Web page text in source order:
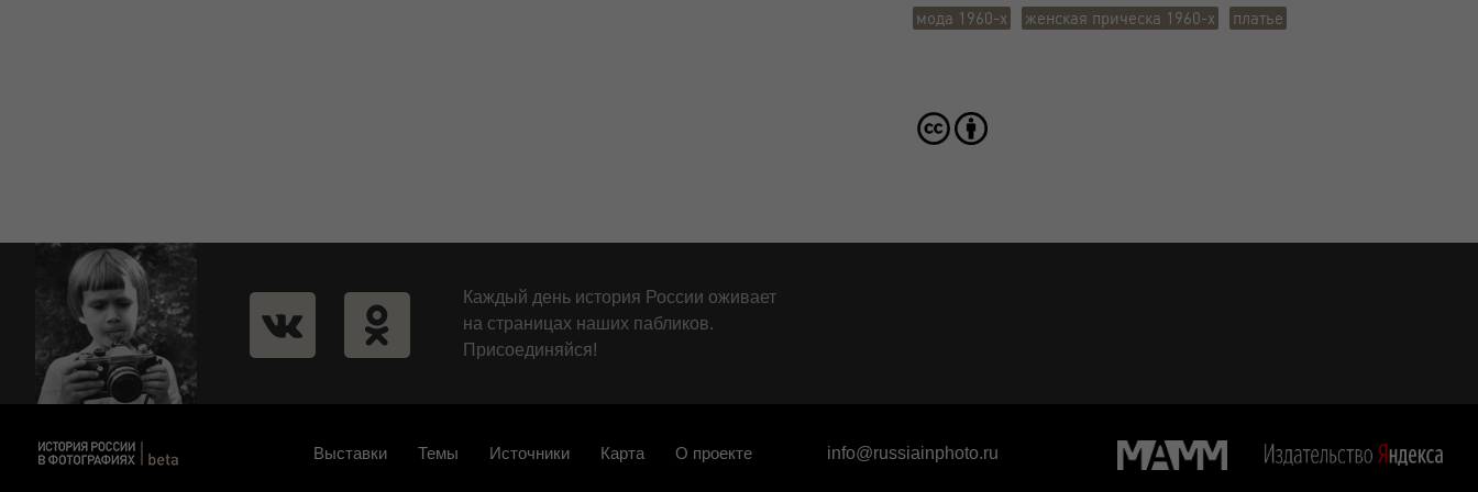
мода 1960-х
женская прическа 1960-х платье
Каждый день история России оживает
на страницах наших пабликов.
Присоединяйся!
Выставки Темы Источники Карта О проекте info@russiainphoto.ru